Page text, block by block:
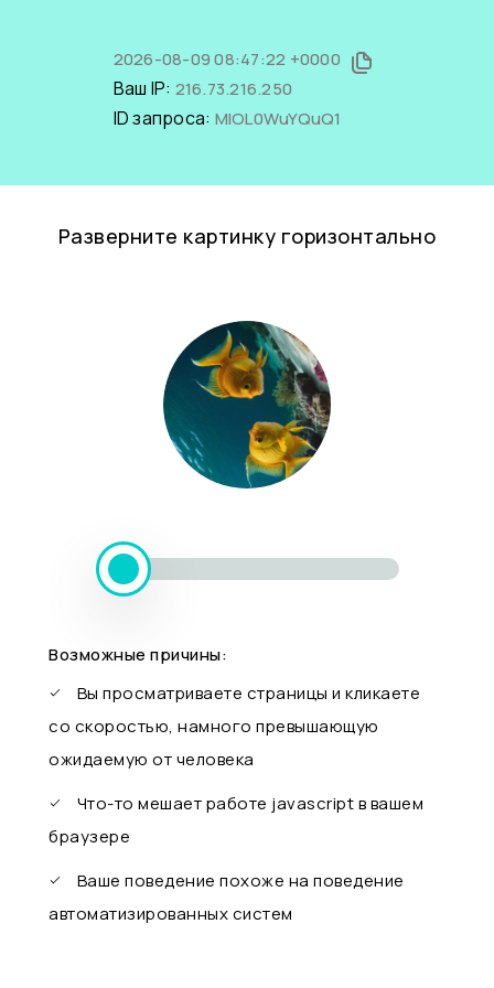
2026-08-09 08:47:22 +0000
Ваш IP: 216.73.216.250
ID запроса: MlOL0WuYQuQ1
Разверните картинку горизонтально
Возможные причины:
Вы просматриваете страницы и кликаете
со скоростью, намного превышающую
ожидаемую от человека
Что-то мешает работе javascript в вашем
браузере
Ваше поведение похоже на поведение
автоматизированных систем